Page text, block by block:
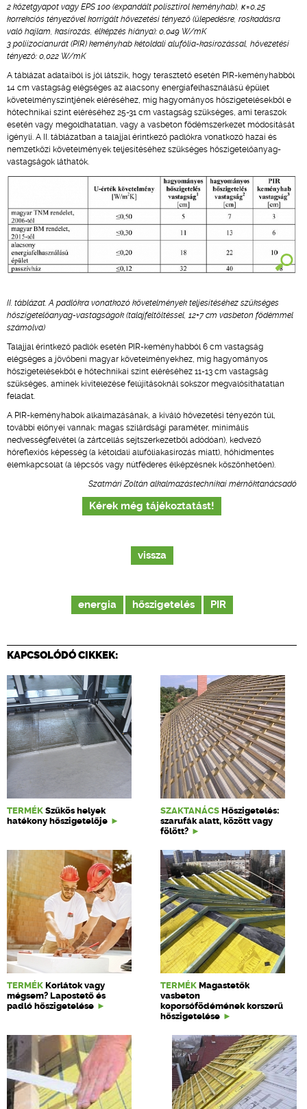
2 kőzetgyapot vagy EPS 100 (expandált polisztirol keményhab), κ=0,25
korrekciós tényezővel korrigált hővezetési tényező (ülepedésre, roskadásra
való hajlam, kasírozás, élképzés hiánya): 0,049 W/mK
3 poliizocianurát (PIR) keményhab kétoldali alufólia-kasírozással, hővezetési
tényező: 0,022 W/mK
A táblázat adataiból is jól látszik, hogy terasztető esetén PIR-keményhabból
14 cm vastagság elégséges az alacsony energiafelhasználású épület
követelményszintjének eléréséhez, míg hagyományos hőszigetelésekből e
hőtechnikai szint eléréséhez 25-31 cm vastagság szükséges, ami teraszok
esetén vagy megoldhatatlan, vagy a vasbeton födémszerkezet módosítását
igényli. A II. táblázatban a talajjal érintkező padlókra vonatkozó hazai és
nemzetközi követelmények teljesítéséhez szükséges hőszigetelőanyag-
vastagságok láthatók.
II. táblázat. A padlókra vonatkozó követelmények teljesítéséhez szükséges
hőszigetelőanyag-vastagságok (talajfeltöltéssel, 12+7 cm vasbeton födémmel
számolva)
Talajjal érintkező padlók esetén PIR-keményhabból 6 cm vastagság
elégséges a jövőbeni magyar követelményekhez, míg hagyományos
hőszigetelésekből e hőtechnikai szint eléréséhez 11-13 cm vastagság
szükséges, aminek kivitelezése felújításoknál sokszor megvalósíthatatlan
feladat.
A PIR-keményhabok alkalmazásának, a kiváló hővezetési tényezőn túl,
további előnyei vannak: magas szilárdsági paraméter, minimális
nedvességfelvétel (a zártcellás sejtszerkezetből adódóan), kedvező
hőreflexiós képesség (a kétoldali alufóliakasírozás miatt), hőhídmentes
elemkapcsolat (a lépcsős vagy nútféderes élképzésnek köszönhetően).
Szatmári Zoltán alkalmazástechnikai mérnöktanácsadó
Kérek még tájékoztatást!
vissza
energia hőszigetelés PIR
KAPCSOLÓDÓ CIKKEK:
TERMÉK Szűkös helyek
hatékony hőszigetelője
SZAKTANÁCS Hőszigetelés:
szarufák alatt, között vagy
fölött?
TERMÉK Korlátok vagy
mégsem? Lapostető és
padló hőszigetelése
TERMÉK Magastetők
vasbeton
koporsófödémének korszerű
hőszigetelése